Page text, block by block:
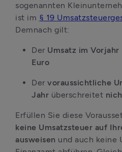
sogenannten
ist im § 19
Demnach gilt:
Der Umsatz im Vorjahr
Euro
Der voraussichtliche
Jahr überschreitet
Erfüllen Sie diese
keine Umsatzsteuer auf
ausweisen und auch keine